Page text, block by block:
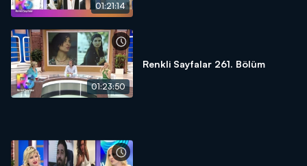
01:21:14
01:23:50
Renkli Sayfalar 261. Bölüm